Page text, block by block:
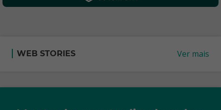
WEB STORIES Ver mais